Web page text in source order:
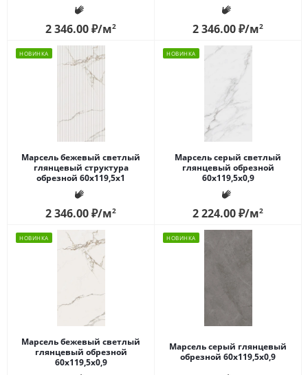
2 346.00₽/м2 2 346.00₽/м2
НОВИНКА
Марсель бежевый светлый
глянцевый структура
обрезной 60x119,5x1
2 346.00₽/м2
НОВИНКА
Марсель серый светлый
глянцевый обрезной
60x119,5x0,9
2 224.00₽/м2
НОВИНКА
Марсель бежевый светлый
глянцевый обрезной
60x119,5x0,9
НОВИНКА
Марсель серый глянцевый
обрезной 60x119,5x0,9